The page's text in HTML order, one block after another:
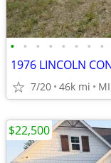
• • • • • • • •
1976 LINCOLN
7/20 46k mi
$22,500